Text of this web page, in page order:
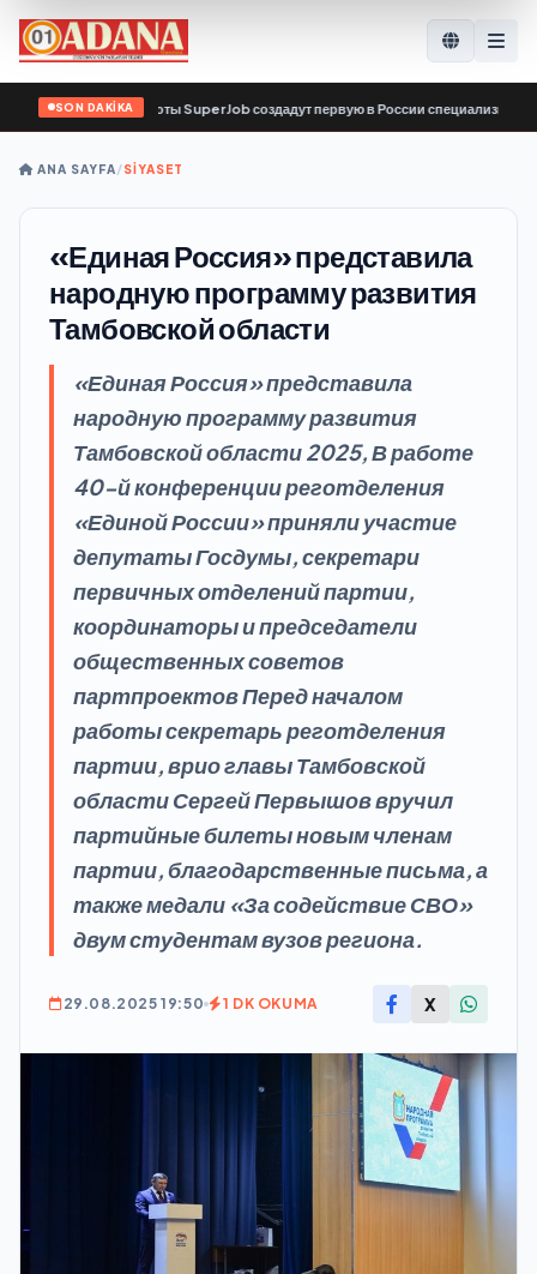
SON DAKİKA
по поиску работы SuperJob создадут первую в России
ANA SAYFA/SİYASET
«Единая Россия» представила
народную программу развития
Тамбовской области
«Единая Россия» представила
народную программу развития
Тамбовской области 2025, В работе
40-й конференции реготделения
«Единой России» приняли участие
депутаты Госдумы, секретари
первичных отделений партии,
координаторы и председатели
общественных советов
партпроектов Перед началом
работы секретарь реготделения
партии, врио главы Тамбовской
области Сергей Первышов вручил
партийные билеты новым членам
партии, благодарственные письма, а
также медали «За содействие СВО»
двум студентам вузов региона.
29.08.2025 19:50 1 DK OKUMA X